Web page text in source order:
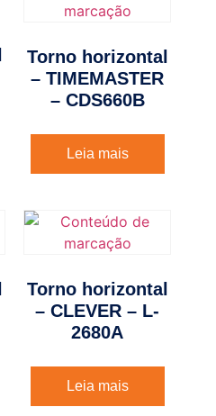
Torno horizontal
– TIMEMASTER
– CDS660B
Leia mais
Torno horizontal
– CLEVER – L-
2680A
Leia mais